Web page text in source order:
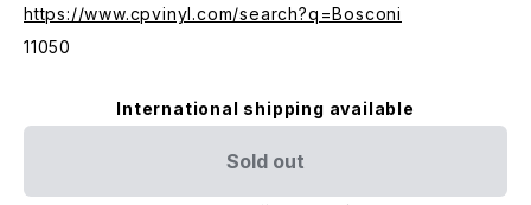
https://www.cpvinyl.com/search?q=Bosconi
11050
International shipping available
Sold out